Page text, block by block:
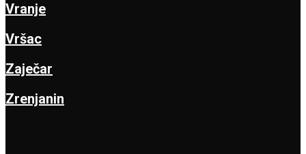
Vranje
Vršac
Zaječar
Zrenjanin